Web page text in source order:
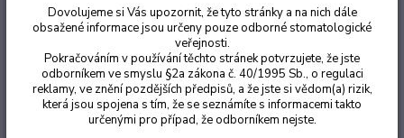
Cavex Orthotrace - ortodontický
alginátový otiskovací materiál
1ks
TOP produkt
Dovolujeme si Vás upozornit, že tyto stránky a na nich dále
obsažené informace jsou určeny pouze odborné stomatologické
veřejnosti.
Pokračováním v používání těchto stránek potvrzujete, že jste
odborníkem ve smyslu §2a zákona č. 40/1995 Sb., o regulaci
reklamy, ve znění pozdějších předpisů, a že jste si vědom(a) rizik,
která jsou spojena s tím, že se seznámíte s informacemi takto
určenými pro případ, že odborníkem nejste.